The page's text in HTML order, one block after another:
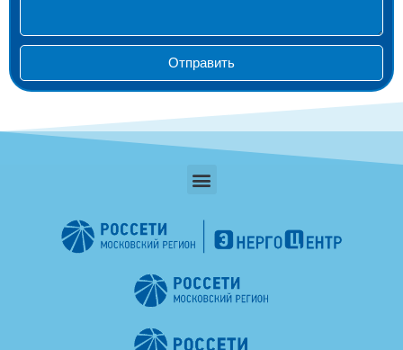
Отправить
Menu